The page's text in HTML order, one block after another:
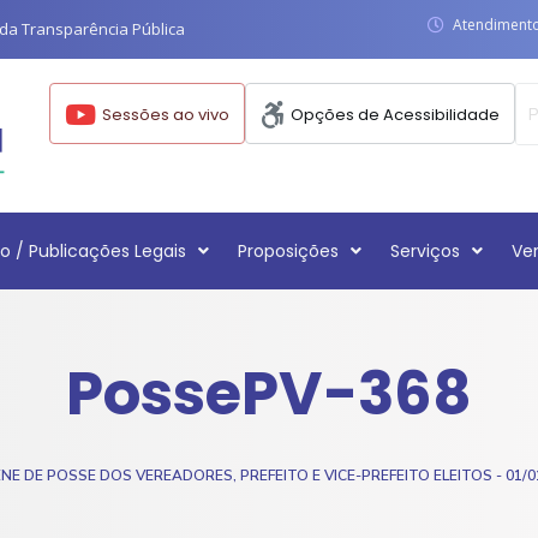
Transparência Pública
Sessões ao vivo Opções de Acessibilidade
/ Publicações Legais Proposições Serviços
PossePV-368
DE POSSE DOS VEREADORES, PREFEITO E VICE-PREFEITO ELEITOS - 01/